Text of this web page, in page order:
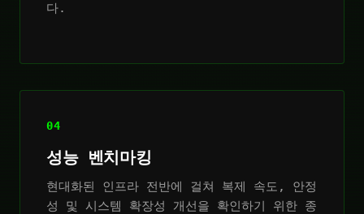
다.
04
성능 벤치마킹
현대화된 인프라 전반에 걸쳐 복제 속도, 안정
성 및 시스템 확장성 개선을 확인하기 위한 종